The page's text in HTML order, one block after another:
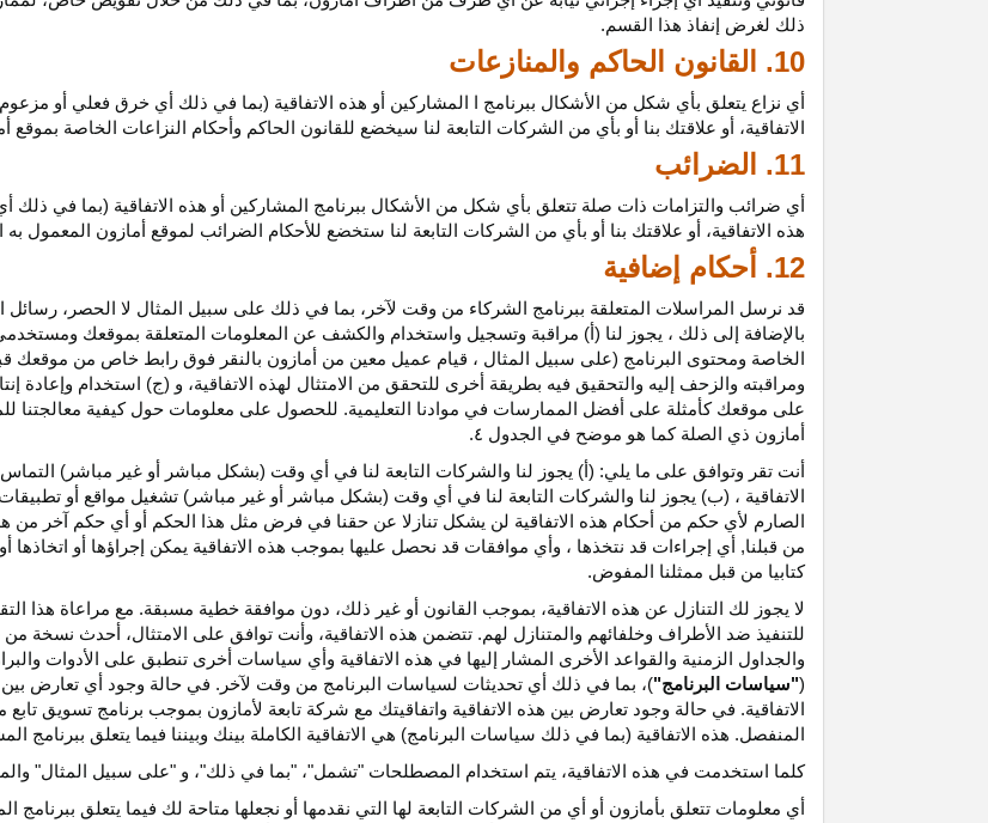
ذلك لغرض إنفاذ هذا القسم.
10. القانون الحاكم والمنازعات
أي نزاع يتعلق بأي شكل من الأشكال ببرنامج ا المشاركين أو هذه الاتفاقية (بما في ذلك أي خرق فعلي أو
الاتفاقية، أو علاقتك بنا أو بأي من الشركات التابعة لنا سيخضع للقانون الحاكم وأحكام النزاعات الخاصة
11. الضرائب
أي ضرائب والتزامات ذات صلة تتعلق بأي شكل من الأشكال ببرنامج المشاركين أو هذه الاتفاقية (بما في
هذه الاتفاقية، أو علاقتك بنا أو بأي من الشركات التابعة لنا ستخضع للأحكام الضرائب لموقع أمازون المعمول
12. أحكام إضافية
قد نرسل المراسلات المتعلقة ببرنامج الشركاء من وقت لآخر، بما في ذلك على سبيل المثال لا الحصر، رسائل
بالإضافة إلى ذلك ، يجوز لنا (أ) مراقبة وتسجيل واستخدام والكشف عن المعلومات المتعلقة بموقعك
الخاصة ومحتوى البرنامج (على سبيل المثال ، قيام عميل معين من أمازون بالنقر فوق رابط خاص من
ومراقبته والزحف إليه والتحقيق فيه بطريقة أخرى للتحقق من الامتثال لهذه الاتفاقية، و (ج) استخدام
على موقعك كأمثلة على أفضل الممارسات في موادنا التعليمية. للحصول على معلومات حول كيفية معالجتنا
أمازون ذي الصلة كما هو موضح في الجدول ٤.
أنت تقر وتوافق على ما يلي: (أ) يجوز لنا والشركات التابعة لنا في أي وقت (بشكل مباشر أو غير مباشر)
الاتفاقية ، (ب) يجوز لنا والشركات التابعة لنا في أي وقت (بشكل مباشر أو غير مباشر) تشغيل مواقع أو
الصارم لأي حكم من أحكام هذه الاتفاقية لن يشكل تنازلا عن حقنا في فرض مثل هذا الحكم أو أي حكم آخر من هذه
من قبلنا, أي إجراءات قد نتخذها ، وأي موافقات قد نحصل عليها بموجب هذه الاتفاقية يمكن إجراؤها أو اتخاذها
كتابيا من قبل ممثلنا المفوض.
لا يجوز لك التنازل عن هذه الاتفاقية، بموجب القانون أو غير ذلك، دون موافقة خطية مسبقة. مع مراعاة هذا
للتنفيذ ضد الأطراف وخلفائهم والمتنازل لهم. تتضمن هذه الاتفاقية، وأنت توافق على الامتثال، أحدث نسخة
والجداول الزمنية والقواعد الأخرى المشار إليها في هذه الاتفاقية وأي سياسات أخرى تنطبق على الأدوات
("سياسات البرنامج")، بما في ذلك أي تحديثات لسياسات البرنامج من وقت لآخر. في حالة وجود أي تعارض بين
الاتفاقية. في حالة وجود تعارض بين هذه الاتفاقية واتفاقيتك مع شركة تابعة لأمازون بموجب برنامج تسويق تابع
المنفصل. هذه الاتفاقية (بما في ذلك سياسات البرنامج) هي الاتفاقية الكاملة بينك وبيننا فيما يتعلق ببرنامج
كلما استخدمت في هذه الاتفاقية، يتم استخدام المصطلحات "تشمل"، "بما في ذلك"، و "على سبيل المثال"
أي معلومات تتعلق بأمازون أو أي من الشركات التابعة لها التي نقدمها أو نجعلها متاحة لك فيما يتعلق ببرنامج